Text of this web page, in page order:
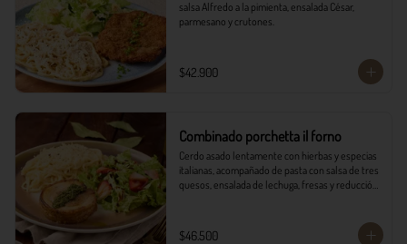
salsa Alfredo a la pimienta, ensalada César,
parmesano y crutones.
$42.900
Combinado porchetta il forno
Cerdo asado lentamente con hierbas y especias
italianas, acompañado de pasta con salsa de tres
quesos, ensalada de lechuga, fresas y reducción
$46.500